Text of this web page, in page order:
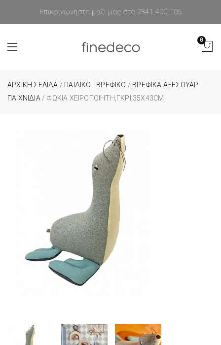
Επικοινωνήστε μαζί μας στο 2341 400 105
0
ΑΡΧΙΚΉ ΣΕΛΊΔΑ / ΠΑΙΔΙΚΟ - ΒΡΕΦΙΚΟ / ΒΡΕΦΙΚΑ ΑΞΕΣΟΥΑΡ-
ΠΑΙΧΝΙΔΙΑ / ΦΏΚΙΑ ΧΕΙΡΟΠΟΊΗΤΗ,ΓΚΡΙ,35X43CM